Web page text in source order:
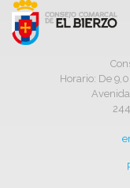
Horario: De